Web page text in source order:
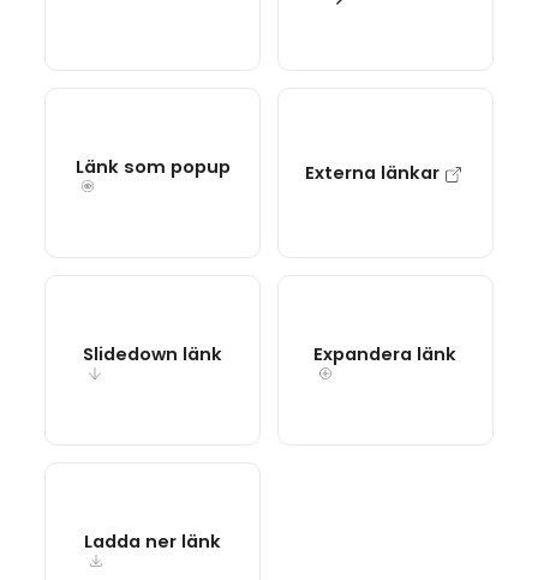
Länk som popup Externa länkar
Slidedown länk Expandera länk
Ladda ner länk